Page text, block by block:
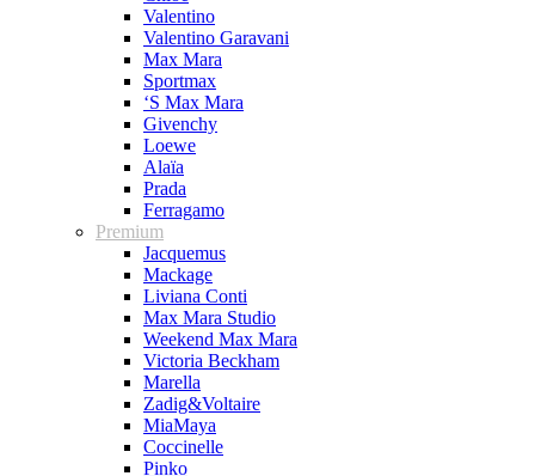
Valentino
Valentino Garavani
Max Mara
Sportmax
‘S Max Mara
Givenchy
Loewe
Alaïa
Prada
Ferragamo
Premium
Jacquemus
Mackage
Liviana Conti
Max Mara Studio
Weekend Max Mara
Victoria Beckham
Marella
Zadig&Voltaire
MiaMaya
Coccinelle
Pinko